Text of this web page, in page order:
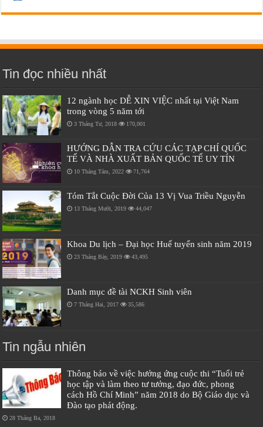
Tin đọc nhiều nhất
12 ngành học DỄ XIN VIỆC nhất tại Việt Nam
trong vòng 5 năm tới
3 Tháng Tư, 2018 170,001
HƯỚNG DẪN TRA CỨU CÁC TẠP CHÍ QUỐC
TẾ VÀ NHÀ XUẤT BẢN QUỐC TẾ UY TÍN
10 Tháng Tám, 2022 71,764
Tóm Tắt Cuộc Đời Của 13 Vị Vua Triều Nguyễn
13 Tháng Mười, 2019 44,047
Khoa Du lịch – Đại học Huế tuyển sinh năm 2019
23 Tháng Bảy, 2019 43,495
Danh mục đề tài NCKH Sinh viên
7 Tháng Hai, 2017 35,586
Tin ngẫu nhiên
Thông báo về việc hưởng ứng cuộc thi “Tuổi trẻ
học tập và làm theo tư tưởng, đạo đức, phong
cách Hồ Chí Minh” năm 2018 do Bộ Giáo dục và
Đào tạo phát động.
28 Tháng Ba, 2018